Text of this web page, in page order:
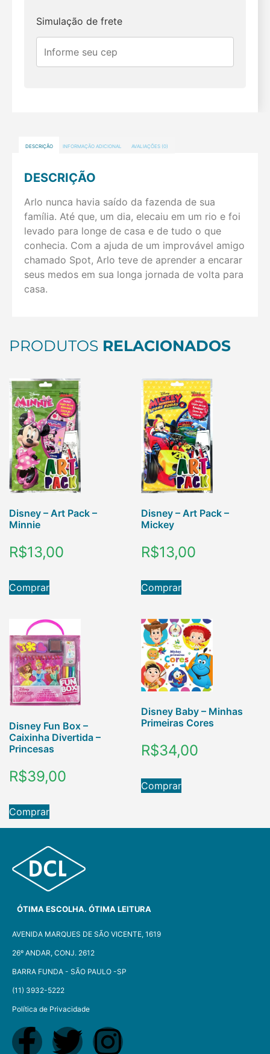
Simulação de frete
DESCRIÇÃO INFORMAÇÃO ADICIONAL AVALIAÇÕES (0)
DESCRIÇÃO
Arlo nunca havia saído da fazenda de sua
família. Até que, um dia, elecaiu em um rio e foi
levado para longe de casa e de tudo o que
conhecia. Com a ajuda de um improvável amigo
chamado Spot, Arlo teve de aprender a encarar
seus medos em sua longa jornada de volta para
casa.
PRODUTOS RELACIONADOS
Disney – Art Pack –
Minnie
R$13,00
Comprar
Disney – Art Pack –
Mickey
R$13,00
Comprar
Disney Fun Box –
Caixinha Divertida –
Princesas
R$39,00
Comprar
Disney Baby – Minhas
Primeiras Cores
R$34,00
Comprar
ÓTIMA ESCOLHA. ÓTIMA LEITURA
AVENIDA MARQUES DE SÃO VICENTE, 1619
26º ANDAR, CONJ. 2612
BARRA FUNDA - SÃO PAULO -SP​
(11) 3932-5222
Política de Privacidade